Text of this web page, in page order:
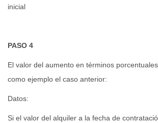
inicial
PASO 4
El valor del aumento en términos
como ejemplo el caso anterior:
Datos:
Si el valor del alquiler a la fecha de